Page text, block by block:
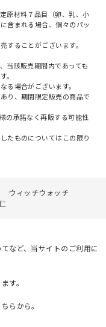
原材料７品目（卵、乳、小
含まれる場合、個々のパッ
することがございます。
当該販売期間内であっても
。
る場合がございます。
り、期間限定販売の商品で
の承諾なく再販する可能性
たものについてはこの限り
ウィッチウォッチ
など、当サイトのご利用に
す。
らから。